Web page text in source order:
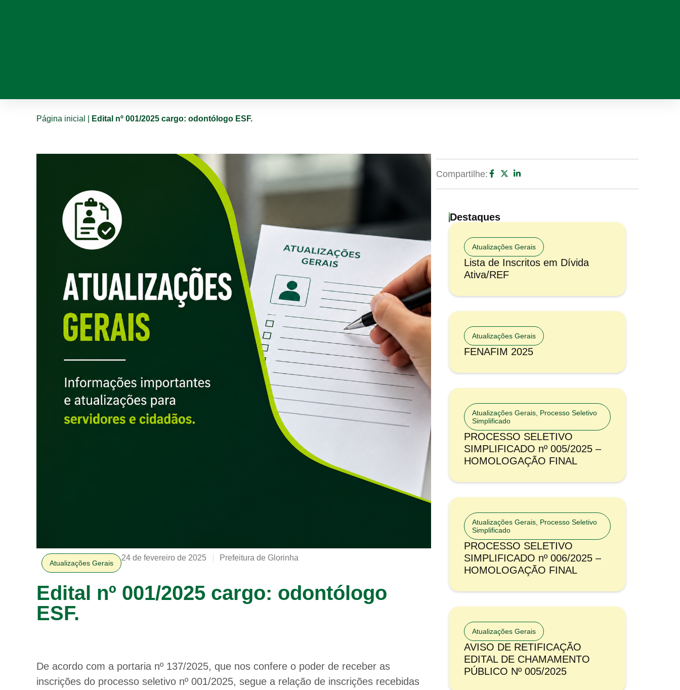
Página inicial Edital nº 001/2025 cargo: odontólogo ESF.
Atualizações Gerais
24 de fevereiro de 2025 Prefeitura de Glorinha
Edital nº 001/2025 cargo: odontólogo
ESF.
De acordo com a portaria nº 137/2025, que nos confere o poder de receber as
inscrições do processo seletivo nº 001/2025, segue a relação de inscrições recebidas
Compartilhe:
Destaques
Atualizações Gerais
Lista de Inscritos em Dívida
Ativa/REF
Atualizações Gerais
FENAFIM 2025
Atualizações Gerais Processo Seletivo
Simplificado
PROCESSO SELETIVO
SIMPLIFICADO nº 005/2025 –
HOMOLOGAÇÃO FINAL
Atualizações Gerais Processo Seletivo
Simplificado
PROCESSO SELETIVO
SIMPLIFICADO nº 006/2025 –
HOMOLOGAÇÃO FINAL
Atualizações Gerais
AVISO DE RETIFICAÇÃO
EDITAL DE CHAMAMENTO
PÚBLICO Nº 005/2025